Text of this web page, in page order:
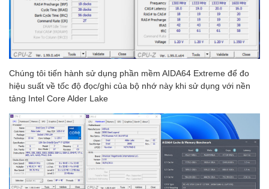
Chúng tôi tiến hành sử dụng phần mềm AIDA64 Extreme để đo
hiệu suất về tốc độ đọc/ghi của bộ nhớ này khi sử dụng với nền
tảng Intel Core Alder Lake